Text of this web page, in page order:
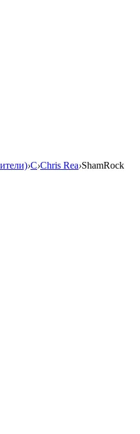
›C›Chris Rea›ShamRock